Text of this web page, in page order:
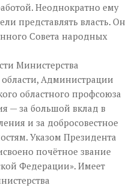
Неоднократно ему
представлять власть. Он
Совета народных
Министерства
Администрации
областного профсоюза
— за большой вклад в
и за добросовестное
Указом Президента
почётное звание
Федерации». Имеет